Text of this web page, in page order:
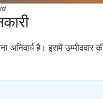
अनिवार्य है। इसमें उम्मीदवार